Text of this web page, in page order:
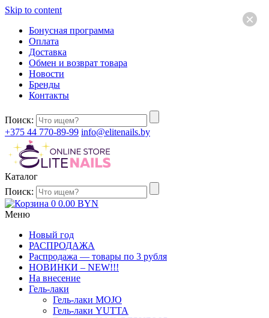
Skip to content
Бонусная программа
Оплата
Доставка
Обмен и возврат товара
Новости
Бренды
Контакты
Поиск:
+375 44 770-89-99 info@elitenails.by
Каталог
Поиск:
0 0.00 BYN
Меню
Новый год
РАСПРОДАЖА
Распродажа — товары по 3 рубля
НОВИНКИ – NEW!!!
На внесение
Гель-лаки
Гель-лаки MOJO
Гель-лаки YUTTA
×